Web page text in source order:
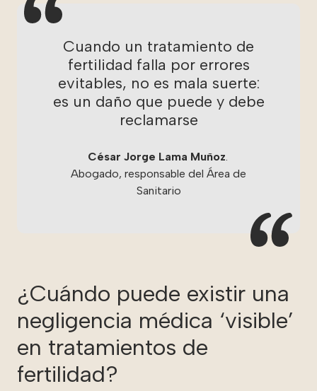
Cuando un tratamiento de
fertilidad falla por errores
evitables, no es mala suerte:
es un daño que puede y debe
reclamarse
César Jorge Lama Muñoz.
Abogado, responsable del Área de
Sanitario
¿Cuándo puede existir una
negligencia médica ‘visible’
en tratamientos de
fertilidad?